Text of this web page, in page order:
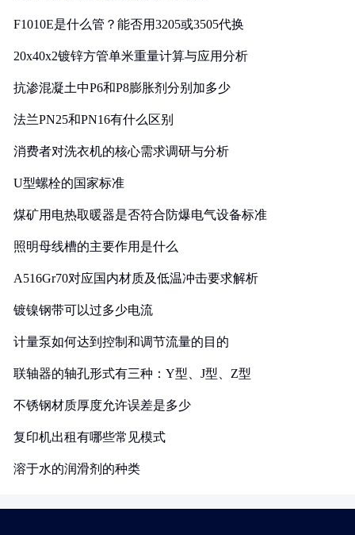
F1010E是什么管？能否用3205或3505代换
20x40x2镀锌方管单米重量计算与应用分析
抗渗混凝土中P6和P8膨胀剂分别加多少
法兰PN25和PN16有什么区别
消费者对洗衣机的核心需求调研与分析
U型螺栓的国家标准
煤矿用电热取暖器是否符合防爆电气设备标准
照明母线槽的主要作用是什么
A516Gr70对应国内材质及低温冲击要求解析
镀镍钢带可以过多少电流
计量泵如何达到控制和调节流量的目的
联轴器的轴孔形式有三种：Y型、J型、Z型
不锈钢材质厚度允许误差是多少
复印机出租有哪些常见模式
溶于水的润滑剂的种类